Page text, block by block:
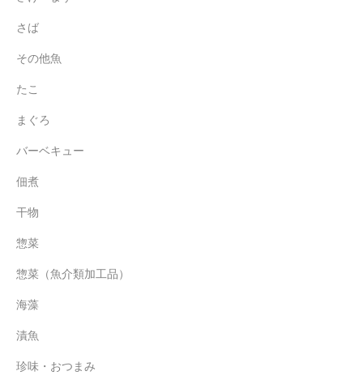
さば
その他魚
たこ
まぐろ
バーベキュー
佃煮
干物
惣菜
惣菜（魚介類加工品）
海藻
漬魚
珍味・おつまみ